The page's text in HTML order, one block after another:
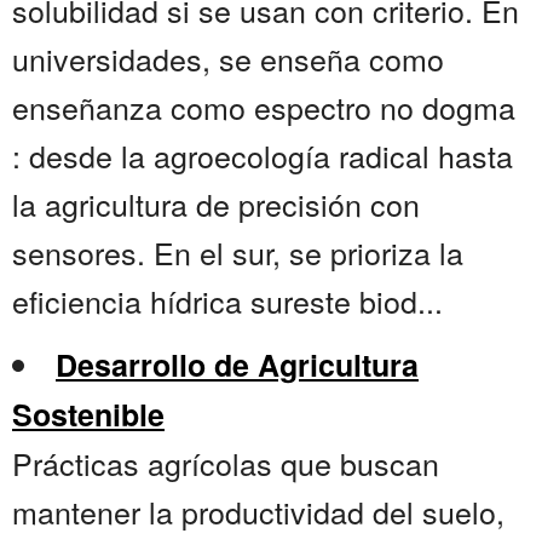
solubilidad si se usan con criterio. En
universidades, se enseña como
enseñanza como espectro no dogma
: desde la agroecología radical hasta
la agricultura de precisión con
sensores. En el sur, se prioriza la
eficiencia hídrica sureste biod...
Desarrollo de Agricultura
Sostenible
Prácticas agrícolas que buscan
mantener la productividad del suelo,